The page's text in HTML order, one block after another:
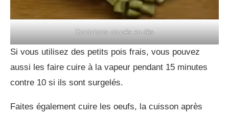
Cornichons coupés en dés
Si vous utilisez des petits pois frais, vous pouvez
aussi les faire cuire à la vapeur pendant 15 minutes
contre 10 si ils sont surgelés.
Faites également cuire les oeufs, la cuisson après